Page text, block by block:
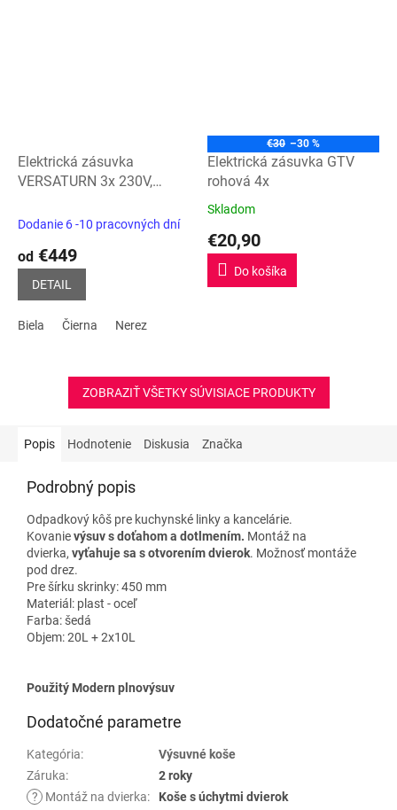
Elektrická zásuvka
VERSATURN 3x 230V,
Dodanie 6 -10 pracovných dní
od €449
DETAIL
Biela Čierna Nerez
€30 –30 %
Elektrická zásuvka GTV
rohová 4x
Priemerné
produktu
5,0
Skladom
€20,90
Do košíka
ZOBRAZIŤ VŠETKY SÚVISIACE PRODUKTY
Popis Hodnotenie Diskusia Značka
Podrobný popis
Odpadkový kôš pre kuchynské linky a kancelárie.
Kovanievýsuv s doťahom a dotlmením. Montáž na
dvierka, vyťahuje sa s otvorením dvierok. Možnosť montáže
pod drez.
Pre šírku skrinky: 450 mm
Materiál: plast - oceľ
Farba: šedá
Objem: 20L + 2x10L
Použitý Modern plnovýsuv
Dodatočné parametre
Kategória:
Výsuvné koše
Záruka:
2 roky
?
Montáž na dvierka:
Koše s úchytmi dvierok